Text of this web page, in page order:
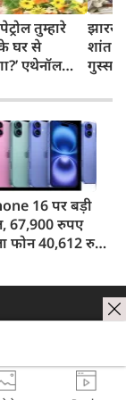
तुम्हारे
घर से
एथेनॉल
मिश्रा
शांत
गुस्सा?
16 पर बड़ी
67,900 रुपए
फोन 40,612 रुपए